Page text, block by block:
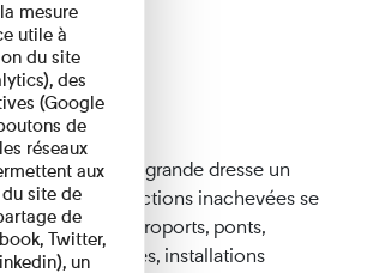
Roberto Giangrande dresse un
de constructions inachevées se
toute l’Italie. Aéroports, ponts,
écoles, piscines, installations
mesure
utile à
du site
des
(Google
de
réseaux
aux
site de
de
Twitter,
un